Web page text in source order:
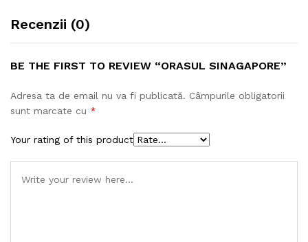
Recenzii (0)
BE THE FIRST TO REVIEW “ORASUL SINAGAPORE”
Adresa ta de email nu va fi publicată. Câmpurile obligatorii
sunt marcate cu *
Your rating of this product